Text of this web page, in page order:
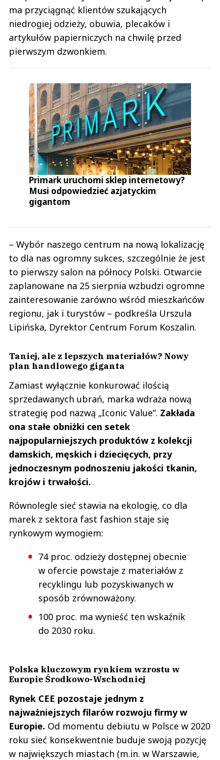
ma przyciągnąć klientów szukających
niedrogiej odzieży, obuwia, plecaków i
artykułów papierniczych na chwilę przed
pierwszym dzwonkiem.
Primark uruchomi sklep internetowy?
Musi odpowiedzieć azjatyckim
gigantom
– Wybór naszego centrum na nową lokalizację
to dla nas ogromny sukces, szczególnie że jest
to pierwszy salon na północy Polski. Otwarcie
zaplanowane na 25 sierpnia wzbudzi ogromne
zainteresowanie zarówno wśród mieszkańców
regionu, jak i turystów – podkreśla Urszula
Lipińska, Dyrektor Centrum Forum Koszalin.
Taniej, ale z lepszych materiałów? Nowy
plan handlowego giganta
Zamiast wyłącznie konkurować ilością
sprzedawanych ubrań, marka wdraża nową
strategię pod nazwą „Iconic Value”. Zakłada
ona stałe obniżki cen setek
najpopularniejszych produktów z kolekcji
damskich, męskich i dziecięcych, przy
jednoczesnym podnoszeniu jakości tkanin,
krojów i trwałości.
Równolegle sieć stawia na ekologię, co dla
marek z sektora fast fashion staje się
rynkowym wymogiem:
74 proc. odzieży dostępnej obecnie
w ofercie powstaje z materiałów z
recyklingu lub pozyskiwanych w
sposób zrównoważony.
100 proc. ma wynieść ten wskaźnik
do 2030 roku.
Polska kluczowym rynkiem wzrostu w
Europie Środkowo-Wschodniej
Rynek CEE pozostaje jednym z
najważniejszych filarów rozwoju firmy w
Europie. Od momentu debiutu w Polsce w 2020
roku sieć konsekwentnie buduje swoją pozycję
w największych miastach (m.in. w Warszawie,